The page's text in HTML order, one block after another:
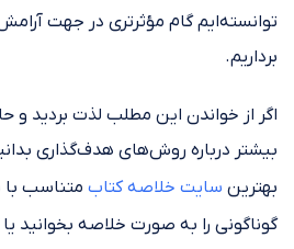
توانسته‌ایم گام مؤثرتری در جهت
برداریم.
اگر از خواندن این مطلب لذت بردید و
بیشتر درباره روش‌های هدف‌گذاری
بهترین سایت خلاصه کتاب متناسب با
گوناگونی را به صورت خلاصه بخوانید